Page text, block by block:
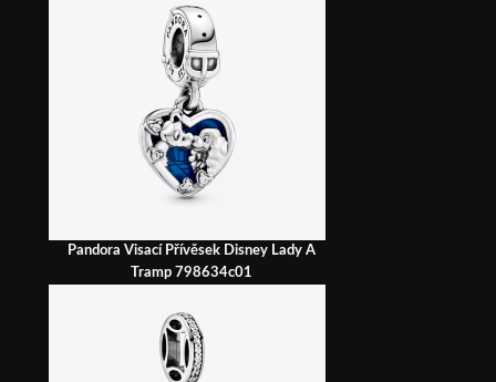
Pandora Visací Přívěsek Disney Lady A
Tramp 798634c01